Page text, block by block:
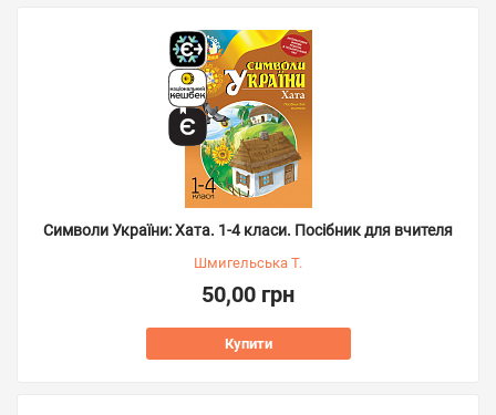
Символи України: Хата. 1-4 класи. Посібник для вчителя
Шмигельська Т.
50,00 грн
Купити